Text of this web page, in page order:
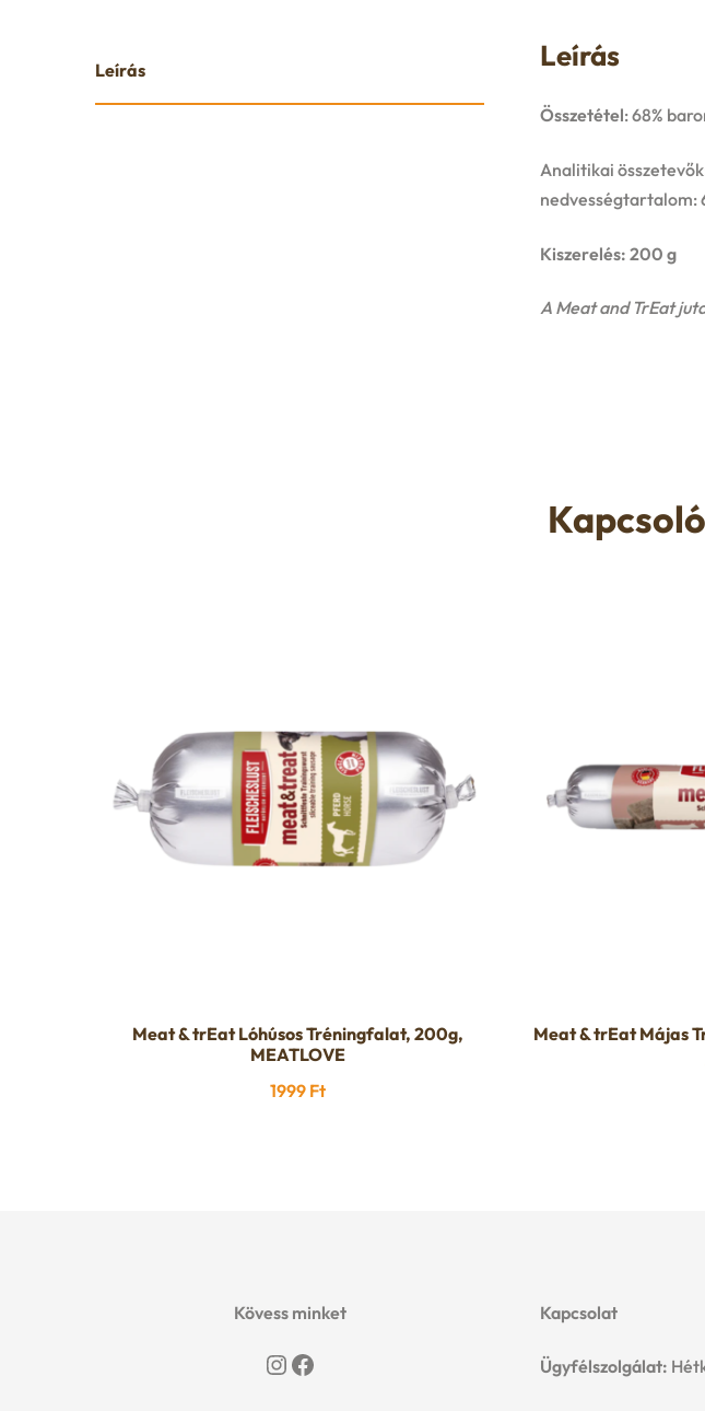
Leírás Leírás
Összetétel: 68%
Analitikai
nedvességtartalom:
Kiszerelés: 200 g
A Meat and TrEat
Meat & trEat Lóhúsos Tréningfalat, 200g,
MEATLOVE
1999 Ft
Meat & trEat Májas
Kövess minket
Instagram
Facebook
Kapcsolat
Ügyfélszolgálat: